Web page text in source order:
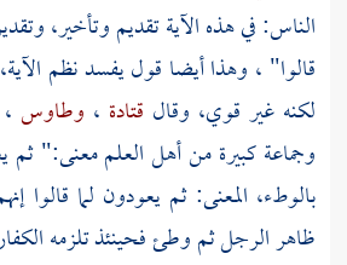
الناس: في هذه الآية تقديم وتأخير،
قالوا" ، وهذا أيضا قول يفسد نظم
لكنه غير قوي، وقال قتادة ، وطاوس ،
وجماعة كبيرة من أهل العلم معنى:" ثم
بالوطء، المعنى: ثم يعودون لما قالوا
ظاهر الرجل ثم وطئ فحينئذ تلزمه